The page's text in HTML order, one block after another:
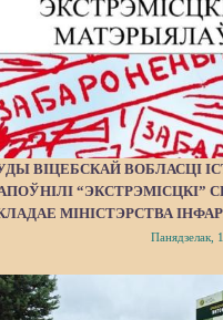
ВІЦЕБСКАЙ ВОБЛАСЦІ
“ЭКСТРЭМІСЦКІ”
МІНІСТЭРСТВА
Панядзелак,